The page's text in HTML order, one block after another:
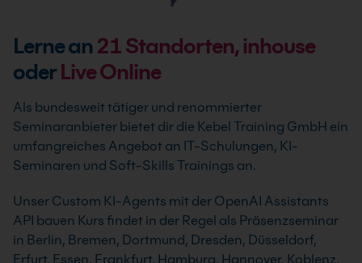
Lerne an 21Standorten, inhouse
oderLive Online
Als bundesweit tätiger und renommierter
Seminaranbieter bietet dir die Kebel Training GmbH ein
umfangreiches Angebot an IT-Schulungen, KI-
Seminaren und Soft-Skills Trainings an.
Unser Custom KI-Agents mit der OpenAI Assistants
API bauen Kurs findet in der Regel als Präsenzseminar
in Berlin, Bremen, Dortmund, Dresden, Düsseldorf,
Erfurt, Essen, Frankfurt, Hamburg, Hannover, Koblenz,